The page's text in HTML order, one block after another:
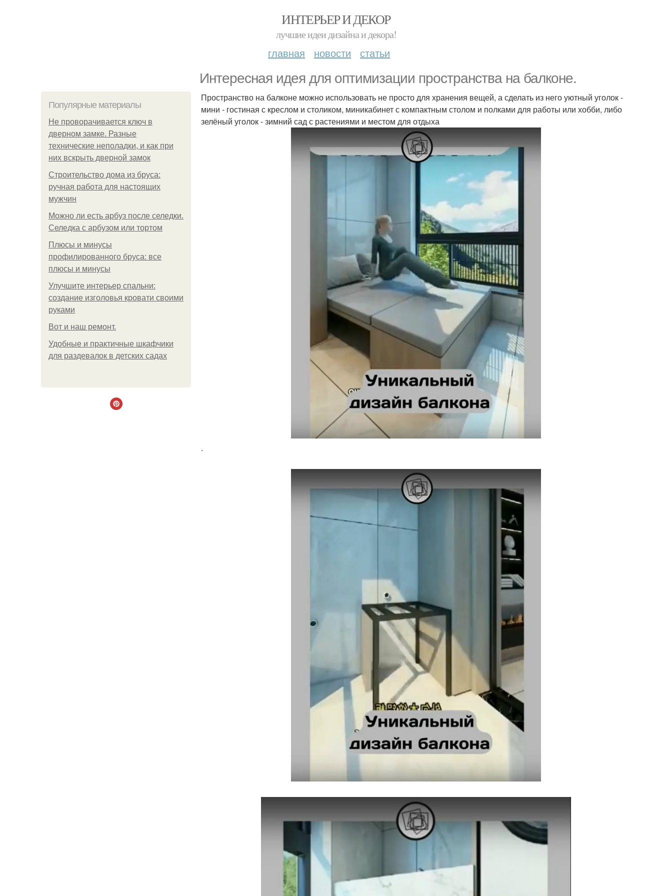
ИНТЕРЬЕР И ДЕКОР
лучшие идеи дизайна и декора!
главная новости статьи
Интересная идея для оптимизации пространства на балконе.
Популярные материалы
Не проворачивается ключ в
дверном замке. Разные
технические неполадки, и как при
них вскрыть дверной замок
Строительство дома из бруса:
ручная работа для настоящих
мужчин
Можно ли есть арбуз после селедки.
Селедка с арбузом или тортом
Плюсы и минусы
профилированного бруса: все
плюсы и минусы
Улучшите интерьер спальни:
создание изголовья кровати своими
руками
Boт и наш ремoнт.
Удобные и практичные шкафчики
для раздевалок в детских садах
Пространство на балконе можно использовать не просто для хранения вещей, а сделать из него уютный уголок -
мини - гостиная с креслом и столиком, миникабинет с компактным столом и полками для работы или хобби, либо
зелёный уголок - зимний сад с растениями и местом для отдыха
.